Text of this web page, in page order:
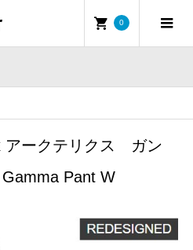
0
in
アークテリクス ガン
Pant W